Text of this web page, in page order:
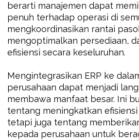
berarti manajemen dapat
penuh terhadap operasi di
mengkoordinasikan rantai
mengoptimalkan persediaan,
efisiensi secara keseluruhan.
Mengintegrasikan ERP ke
perusahaan dapat menjadi
membawa manfaat besar. Ini
tentang meningkatkan
tetapi juga tentang
kepada perusahaan untuk